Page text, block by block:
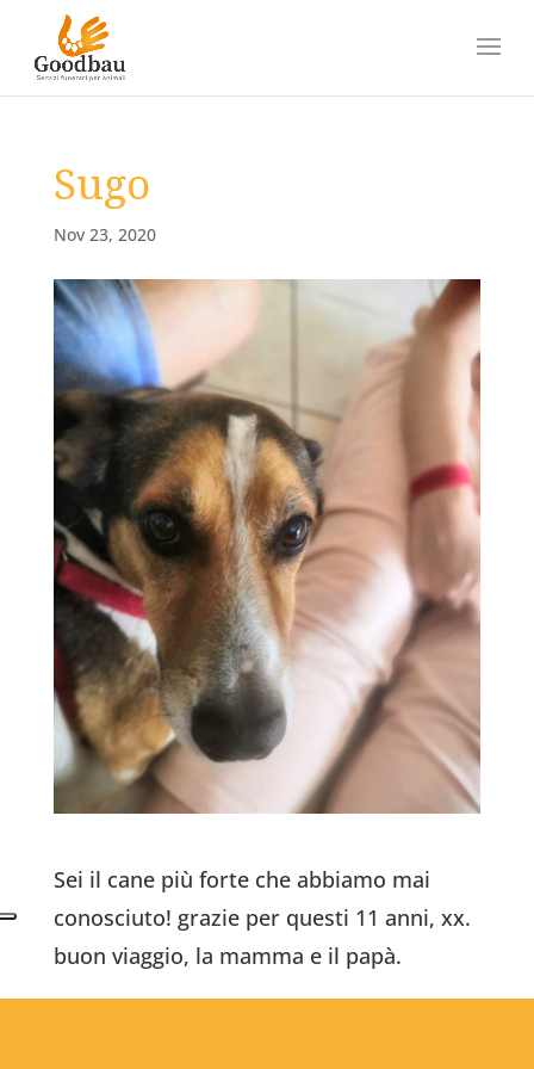
Sugo
Nov 23, 2020
Sei il cane più forte che abbiamo mai
conosciuto! grazie per questi 11 anni, xx.
buon viaggio, la mamma e il papà.